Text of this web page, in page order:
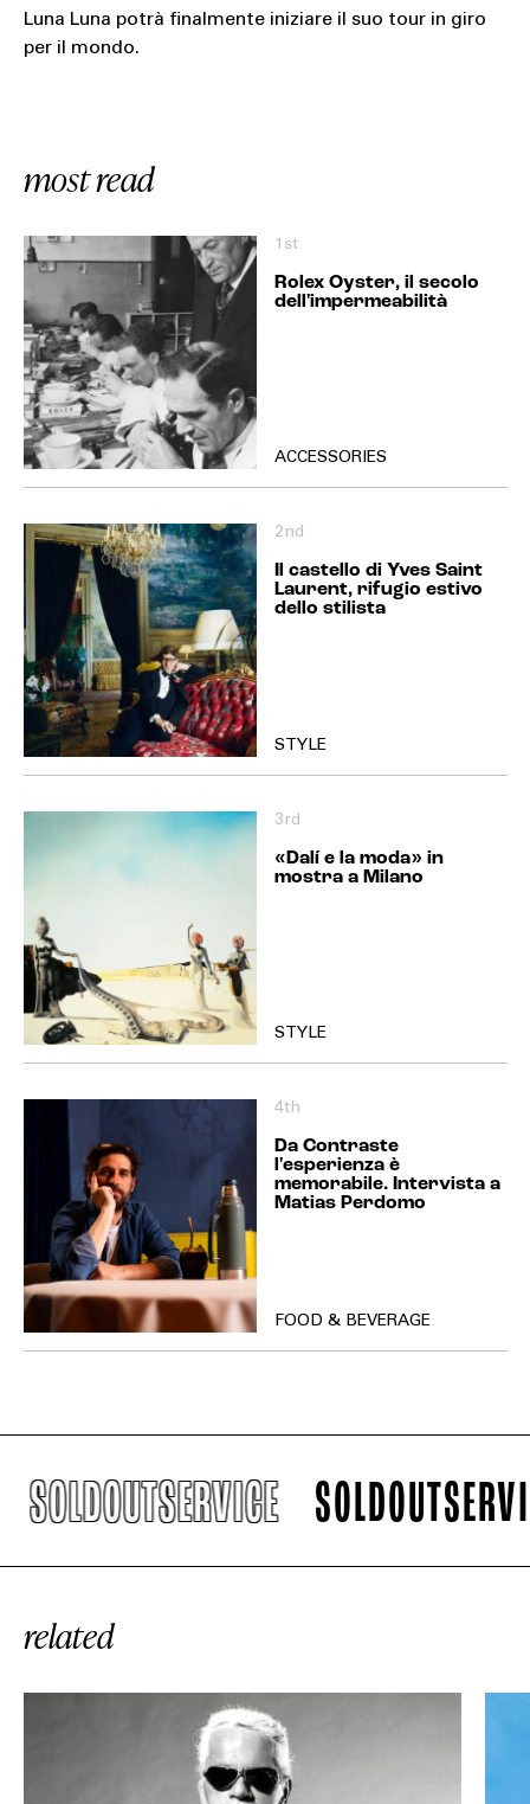
Luna Luna potrà finalmente iniziare il suo tour in giro
per il mondo.
most read
1st
Rolex Oyster, il secolo
dell'impermeabilità
ACCESSORIES
2nd
Il castello di Yves Saint
Laurent, rifugio estivo
dello stilista
STYLE
3rd
«Dalí e la moda» in
mostra a Milano
STYLE
4th
Da Contraste
l'esperienza è
memorabile. Intervista a
Matias Perdomo
FOOD & BEVERAGE
SOLDOUTSERVICE
related